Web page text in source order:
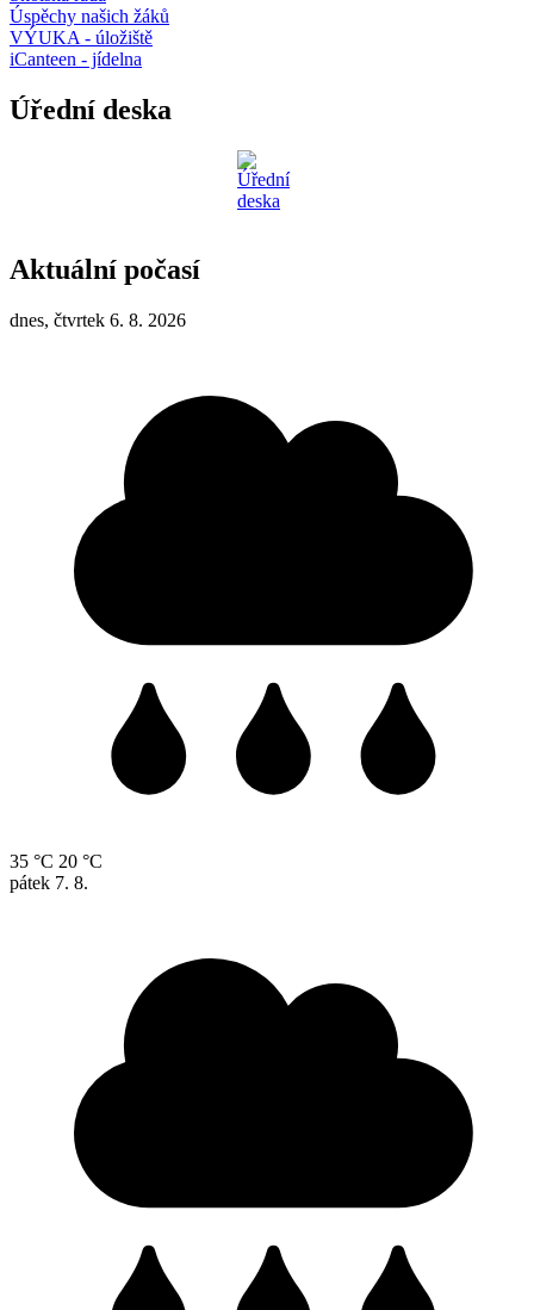
Úspěchy našich žáků
VÝUKA - úložiště
iCanteen - jídelna
Úřední deska
Aktuální počasí
dnes, čtvrtek 6. 8. 2026
35 °C 20 °C
pátek 7. 8.